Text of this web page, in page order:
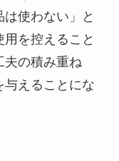
使わない」と
を控えること
夫の積み重ね
与えることにな